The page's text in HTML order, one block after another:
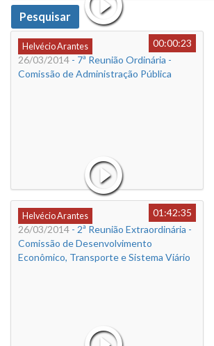
Data
Pesquisar
Helvécio Arantes
00:00:23
26/03/2014 - 7ª Reunião Ordinária -
Comissão de Administração Pública
Helvécio Arantes
01:42:35
26/03/2014 - 2ª Reunião Extraordinária -
Comissão de Desenvolvimento
Econômico, Transporte e Sistema Viário